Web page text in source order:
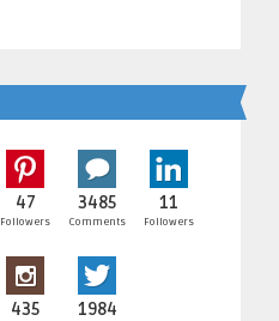
47
Followers
3485
Comments
11
Followers
435 1984